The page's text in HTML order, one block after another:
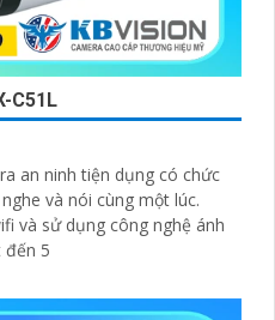
C51L
an ninh tiện dụng có chức
và nói cùng một lúc.
và sử dụng công nghệ ánh
đến 5